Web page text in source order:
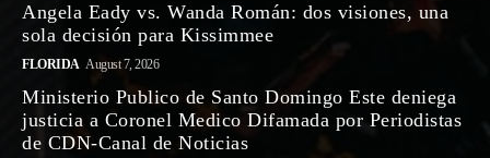
Angela Eady vs. Wanda Román: dos visiones, una
sola decisión para Kissimmee
FLORIDA August 7, 2026
Ministerio Publico de Santo Domingo Este deniega
justicia a Coronel Medico Difamada por Periodistas
de CDN-Canal de Noticias